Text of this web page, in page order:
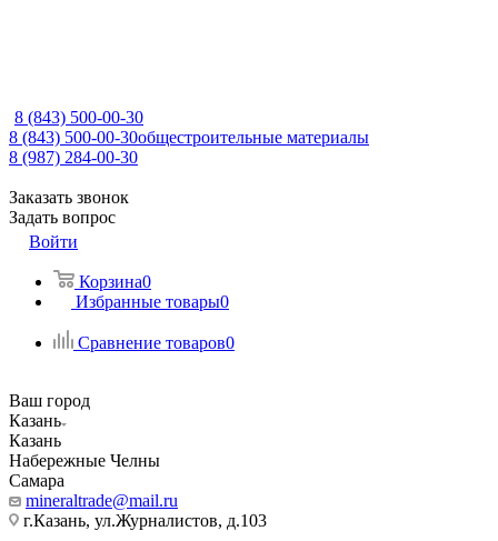
8 (843) 500-00-30
8 (843) 500-00-30общестроительные материалы
8 (987) 284-00-30
Заказать звонок
Задать вопрос
Войти
Корзина0
Избранные товары0
Сравнение товаров0
Ваш город
Казань
Казань
Набережные Челны
Самара
mineraltrade@mail.ru
г.Казань, ул.Журналистов, д.103